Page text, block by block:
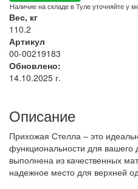
Наличие на складе в Туле уточняйте у
Вес, кг
110.2
Артикул
00-00219183
Обновлено:
14.10.2025 г.
Описание
Прихожая Стелла – это
функциональности для
выполнена из качественных
надежное место для верхней